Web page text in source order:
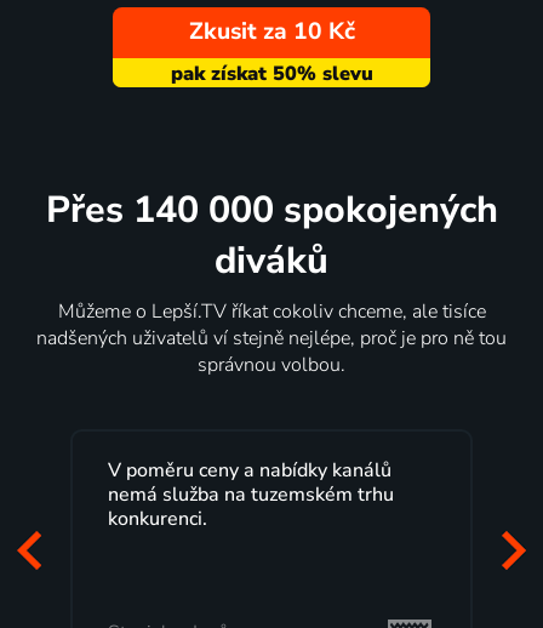
Zkusit za 10 Kč
Přes 140 000 spokojených
diváků
Můžeme o Lepší.TV říkat cokoliv chceme, ale tisíce
nadšených uživatelů ví stejně nejlépe, proč je pro ně tou
správnou volbou.
Lepší.TV sleduji už několik let s
maximální spokojeností. Velký výběr
programů a nemuset běžet k TV na